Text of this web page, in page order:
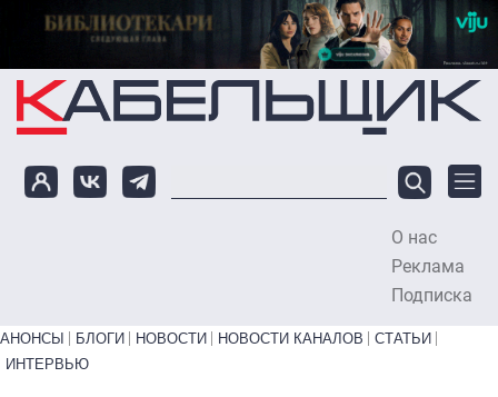
Перейти к основному содержанию
О нас
Реклама
Подписка
Primary links bottom
АНОНСЫ БЛОГИ НОВОСТИ НОВОСТИ КАНАЛОВ
СТАТЬИ
ИНТЕРВЬЮ